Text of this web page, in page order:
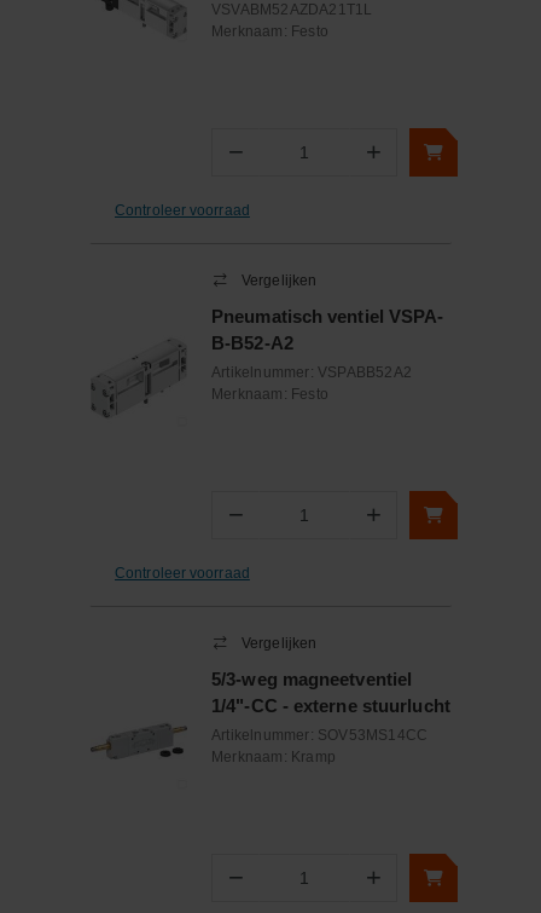
VSVABM52AZDA21T1L
Merknaam: Festo
− Aantal +
Controleer voorraad
Vergelijken
Pneumatisch ventiel VSPA-
B-B52-A2
Artikelnummer: VSPABB52A2
Merknaam: Festo
− Aantal +
Controleer voorraad
Vergelijken
5/3-weg magneetventiel
1/4"-CC - externe stuurlucht
Artikelnummer: SOV53MS14CC
Merknaam: Kramp
− Aantal +